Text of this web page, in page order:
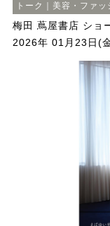
トーク｜美容・ファッ
梅田 蔦屋書店 ショ
2026年 01月23日(